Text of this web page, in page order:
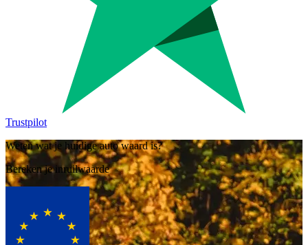
Trustpilot
Weten wat je huidige auto waard is?
Bereken je inruilwaarde